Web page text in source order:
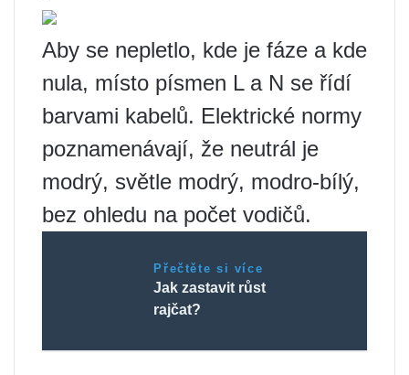
Aby se nepletlo, kde je fáze a kde
nula, místo písmen L a N se řídí
barvami kabelů. Elektrické normy
poznamenávají, že neutrál je
modrý, světle modrý, modro-bílý,
bez ohledu na počet vodičů.
Přečtěte si více
Jak zastavit růst
rajčat?